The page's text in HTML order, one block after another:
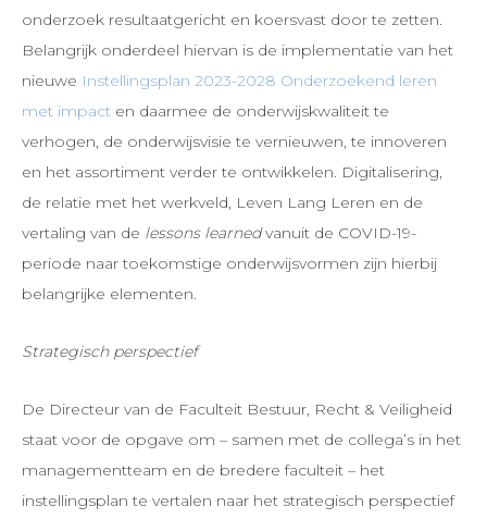
onderzoek resultaatgericht en koersvast door te zetten.
Belangrijk onderdeel hiervan is de implementatie van het
nieuwe Instellingsplan 2023-2028 Onderzoekend leren
met impacten daarmee de onderwijskwaliteit te
verhogen, de onderwijsvisie te vernieuwen, te innoveren
en het assortiment verder te ontwikkelen. Digitalisering,
de relatie met het werkveld, Leven Lang Leren en de
vertaling van de lessons learnedvanuit de COVID-19-
periode naar toekomstige onderwijsvormen zijn hierbij
belangrijke elementen.
Strategisch perspectief
De Directeur van de Faculteit Bestuur, Recht & Veiligheid
staat voor de opgave om – samen met de collega’s in het
managementteam en de bredere faculteit – het
instellingsplan te vertalen naar het strategisch perspectief